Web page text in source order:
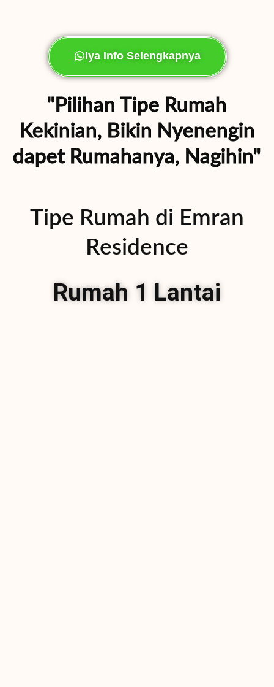
Iya Info Selengkapnya
"Pilihan Tipe Rumah
Kekinian, Bikin Nyenengin
dapet Rumahanya, Nagihin"
Tipe Rumah di Emran
Residence
Rumah 1 Lantai